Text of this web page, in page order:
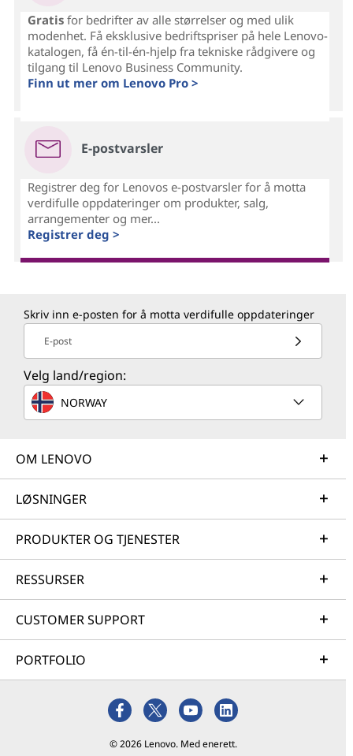
Gratisfor bedrifter av alle størrelser og med ulik
modenhet. Få eksklusive bedriftspriser på hele Lenovo-
katalogen, få én-til-én-hjelp fra tekniske rådgivere og
tilgang til Lenovo Business Community.
Finn ut mer om Lenovo Pro >
E-postvarsler
Registrer deg for Lenovos e-postvarsler for å motta
verdifulle oppdateringer om produkter, salg,
arrangementer og mer...
Registrer deg >
Skriv inn e-posten for å motta verdifulle oppdateringer
E-post
Velg land/region:
NORWAY
OM LENOVO
LØSNINGER
PRODUKTER OG TJENESTER
RESSURSER
CUSTOMER SUPPORT
PORTFOLIO
© 2026 Lenovo. Med enerett.